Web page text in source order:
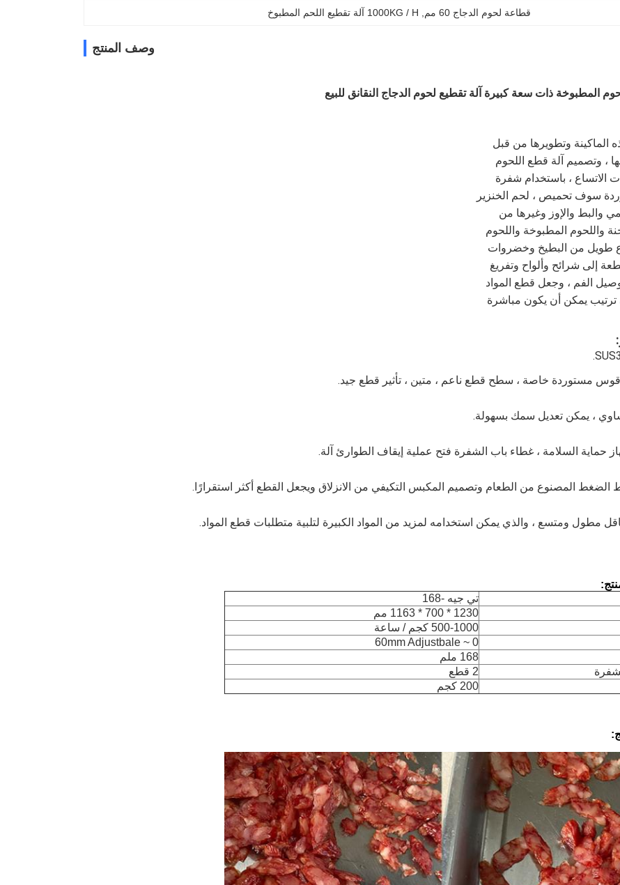
قطاعة لحوم الدجاج 60 مم 1000KG / H آلة تقطيع اللحم المطبوخ
وصف المنتج
المطبوخة ذات سعة كبيرة آلة تقطيع لحوم الدجاج النقانق للبيع
سوف تحميص ، لحم الخنزير
قوس مستوردة خاصة ، سطح قطع ناعم ، متين ، تأثير قطع جيد.
، يمكن تعديل سمك بسهولة.
حماية السلامة ، غطاء باب الشفرة فتح عملية إيقاف الطوارئ آلة.
الضغط المصنوع من الطعام وتصميم المكبس التكيفي من الانزلاق ويجعل القطع أكثر استقرارًا.
مطول ومتسع ، والذي يمكن استخدامه لمزيد من المواد الكبيرة لتلبية متطلبات قطع المواد.
تي جيه -168
1230 * 700 * 1163 مم
500-1000 كجم / ساعة
0 ~ 60mm Adjustbale
168 ملم
2 قطع
200 كجم